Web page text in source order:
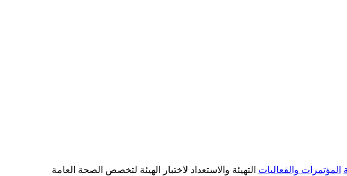
المؤتمرات والفعاليات التهيئة والاستعداد لاختبار الهيئة لتخصص الصحة العامة